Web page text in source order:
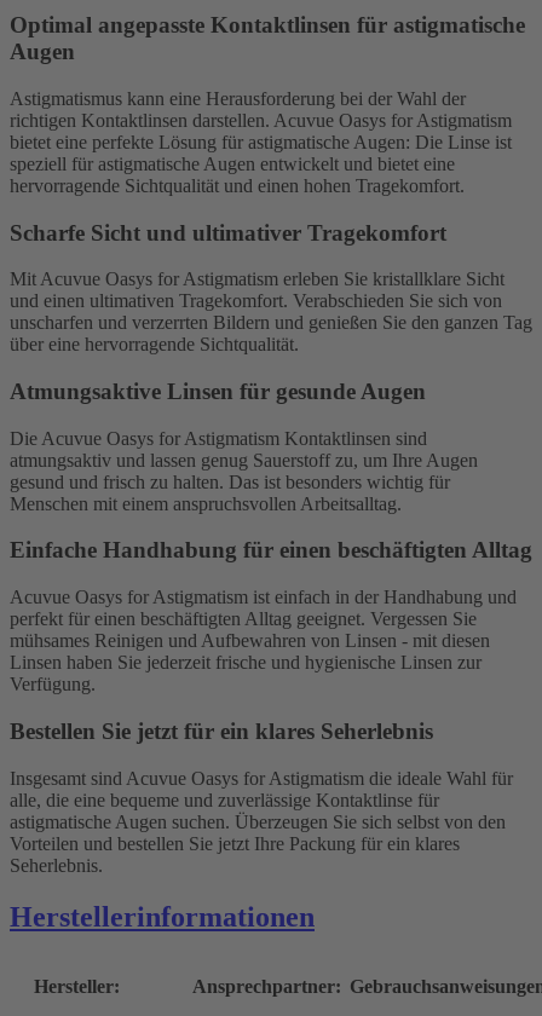
Optimal angepasste Kontaktlinsen für astigmatische
Augen
Astigmatismus kann eine Herausforderung bei der Wahl der
richtigen Kontaktlinsen darstellen. Acuvue Oasys for Astigmatism
bietet eine perfekte Lösung für astigmatische Augen: Die Linse ist
speziell für astigmatische Augen entwickelt und bietet eine
hervorragende Sichtqualität und einen hohen Tragekomfort.
Scharfe Sicht und ultimativer Tragekomfort
Mit Acuvue Oasys for Astigmatism erleben Sie kristallklare Sicht
und einen ultimativen Tragekomfort. Verabschieden Sie sich von
unscharfen und verzerrten Bildern und genießen Sie den ganzen Tag
über eine hervorragende Sichtqualität.
Atmungsaktive Linsen für gesunde Augen
Die Acuvue Oasys for Astigmatism Kontaktlinsen sind
atmungsaktiv und lassen genug Sauerstoff zu, um Ihre Augen
gesund und frisch zu halten. Das ist besonders wichtig für
Menschen mit einem anspruchsvollen Arbeitsalltag.
Einfache Handhabung für einen beschäftigten Alltag
Acuvue Oasys for Astigmatism ist einfach in der Handhabung und
perfekt für einen beschäftigten Alltag geeignet. Vergessen Sie
mühsames Reinigen und Aufbewahren von Linsen - mit diesen
Linsen haben Sie jederzeit frische und hygienische Linsen zur
Verfügung.
Bestellen Sie jetzt für ein klares Seherlebnis
Insgesamt sind Acuvue Oasys for Astigmatism die ideale Wahl für
alle, die eine bequeme und zuverlässige Kontaktlinse für
astigmatische Augen suchen. Überzeugen Sie sich selbst von den
Vorteilen und bestellen Sie jetzt Ihre Packung für ein klares
Seherlebnis.
Herstellerinformationen
Hersteller:
Ansprechpartner: